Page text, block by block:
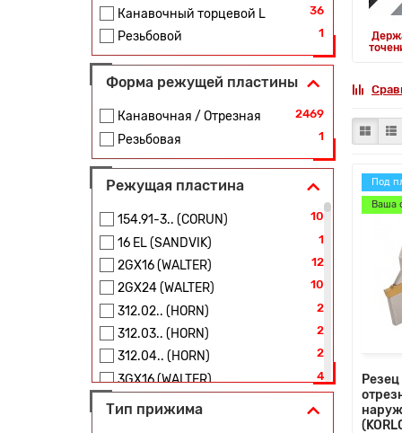
Канавочный торцевой L 36
Резьбовой 1
Форма режущей пластины
Канавочная / Отрезная 2469
Резьбовая 1
Режущая пластина
154.91-3.. (CORUN) 10
16 EL (SANDVIK) 1
2GX16 (WALTER) 12
2GX24 (WALTER) 10
312.02.. (HORN) 2
312.03.. (HORN) 2
312.04.. (HORN) 2
3GX16 (WALTER) 4
Тип прижима
Под
Ваша